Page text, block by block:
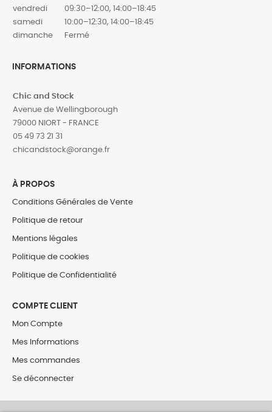
vendredi
09:30–12:00, 14:00–18:45
samedi
10:00–12:30, 14:00–18:45
dimanche
Fermé
INFORMATIONS
Chic and Stock
Avenue de Wellingborough
79000 NIORT - FRANCE
05 49 73 21 31
‎chicandstock@orange.fr
À PROPOS
Conditions Générales de Vente
Politique de retour
Mentions légales
Politique de cookies
Politique de Confidentialité
COMPTE CLIENT
Mon Compte
Mes Informations
Mes commandes
Se déconnecter